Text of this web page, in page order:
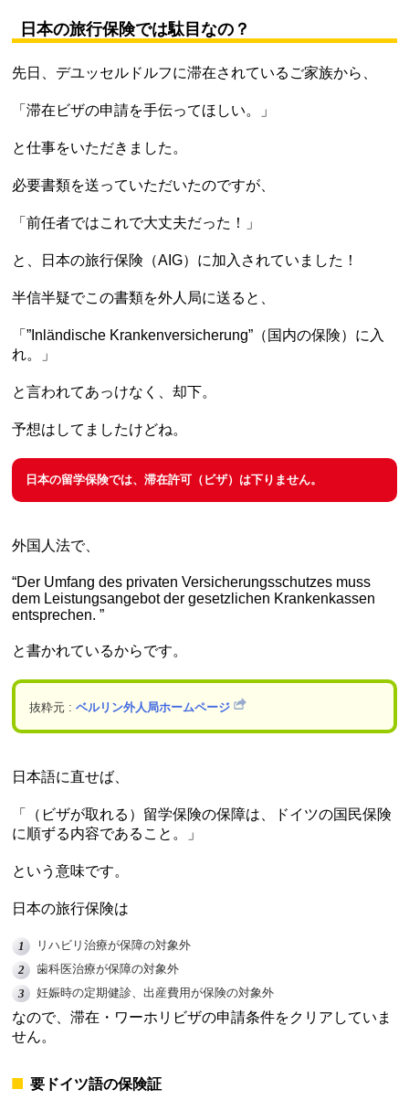
日本の旅行保険では駄目なの？
先日、デユッセルドルフに滞在されているご家族から、
「滞在ビザの申請を手伝ってほしい。」
と仕事をいただきました。
必要書類を送っていただいたのですが、
「前任者ではこれで大丈夫だった！」
と、日本の旅行保険（AIG）に加入されていました！
半信半疑でこの書類を外人局に送ると、
「”Inländische Krankenversicherung”（国内の保険）に入
れ。」
と言われてあっけなく、却下。
予想はしてましたけどね。
日本の留学保険では、滞在許可（ビザ）は下りません。
外国人法で、
“Der Umfang des privaten Versicherungsschutzes muss
dem Leistungsangebot der gesetzlichen Krankenkassen
entsprechen. ”
と書かれているからです。
抜粋元 :ベルリン外人局ホームページ
日本語に直せば、
「（ビザが取れる）留学保険の保障は、ドイツの国民保険
に順ずる内容であること。」
という意味です。
日本の旅行保険は
リハビリ治療が保障の対象外
歯科医治療が保障の対象外
妊娠時の定期健診、出産費用が保険の対象外
なので、滞在・ワーホリビザの申請条件をクリアしていま
せん。
要ドイツ語の保険証